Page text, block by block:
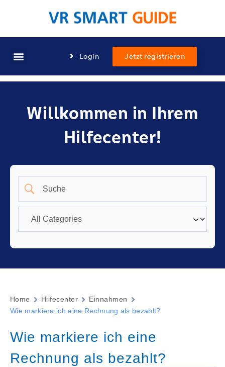
Login Jetzt registrieren
Willkommen in Ihrem
Hilfecenter!
Home Hilfecenter
Einnahmen
Wie markiere ich eine Rechnung als bezahlt?
Wie markiere ich eine
Rechnung als bezahlt?